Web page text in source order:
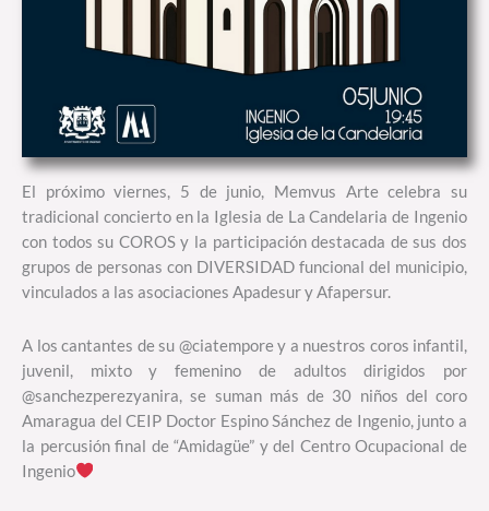
El próximo viernes, 5 de junio, Memvus Arte celebra su
tradicional concierto en la Iglesia de La Candelaria de Ingenio
con todos su COROS y la participación destacada de sus dos
grupos de personas con DIVERSIDAD funcional del municipio,
vinculados a las asociaciones Apadesur y Afapersur.
A los cantantes de su @ciatempore y a nuestros coros infantil,
juvenil, mixto y femenino de adultos dirigidos por
@sanchezperezyanira, se suman más de 30 niños del coro
Amaragua del CEIP Doctor Espino Sánchez de Ingenio, junto a
la percusión final de “Amidagüe” y del Centro Ocupacional de
Ingenio